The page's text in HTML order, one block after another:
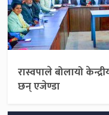
रास्वपाले बोलायो
छन् एजेण्डा